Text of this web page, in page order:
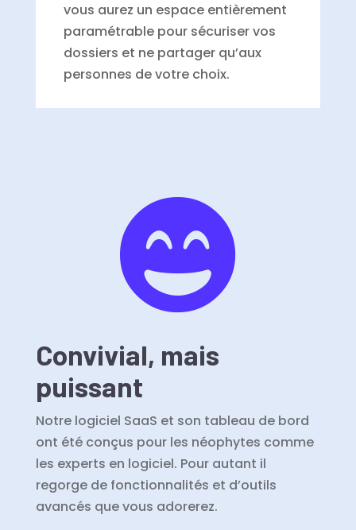
vous aurez un espace entièrement
paramétrable pour sécuriser vos
dossiers et ne partager qu’aux
personnes de votre choix.

Convivial, mais
puissant
Notre logiciel SaaS et son tableau de bord
ont été conçus pour les néophytes comme
les experts en logiciel. Pour autant il
regorge de fonctionnalités et d’outils
avancés que vous adorerez.